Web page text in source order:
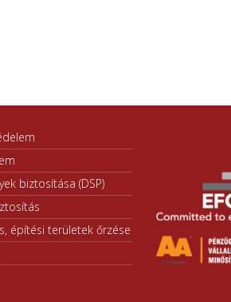
biztosítása (DSP)
építési területek őrzése